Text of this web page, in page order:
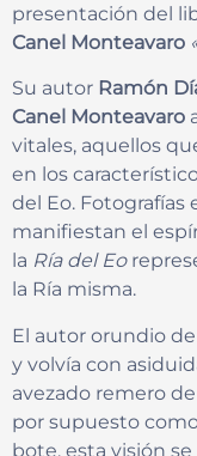
presentación del
Canel Monteavaro
Su autor Ramón
Canel Monteavaro
vitales, aquellos
en los
del Eo. Fotografías
manifiestan el
la Ría del Eo
la Ría misma.
El autor orundio
y volvía con
avezado remero
por supuesto
bote, esta visión